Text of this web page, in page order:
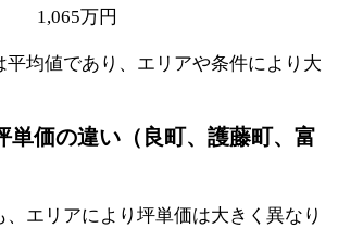
1,065万円
平均値であり、エリアや条件により大
単価の違い（良町、護藤町、富
エリアにより坪単価は大きく異なり